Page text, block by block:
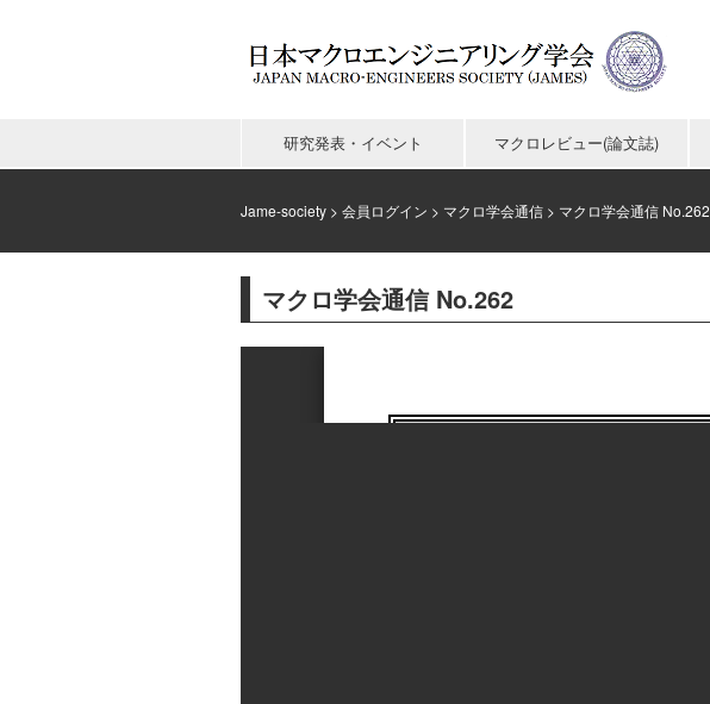
研究発表・イベント マクロレビュー(論文誌)
Jame-society > 会員ログイン > マクロ学会通信 > マクロ学会通信 No.262
マクロ学会通信 No.262